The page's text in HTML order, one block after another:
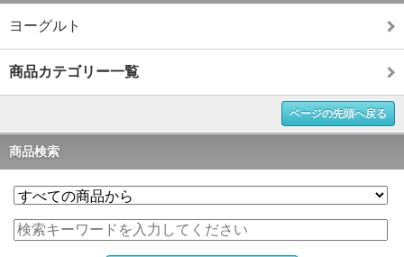
ヨーグルト
商品カテゴリー一覧
ページの先頭へ戻る
商品検索